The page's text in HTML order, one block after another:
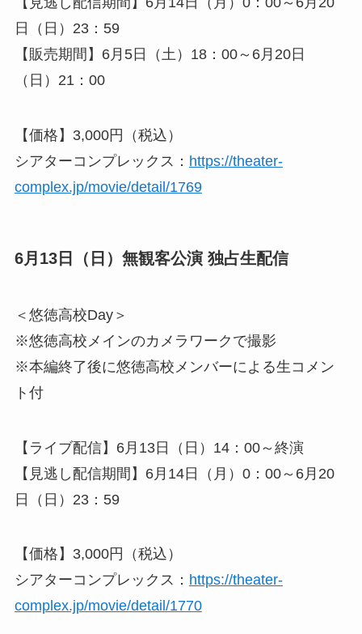
日（日）23：59
【販売期間】6月5日（土）18：00～6月20日
（日）21：00
【価格】3,000円（税込）
シアターコンプレックス： https://theater-
complex.jp/movie/detail/1769
6月13日（日）無観客公演 独占生配信
＜悠徳高校Day＞
※悠徳高校メインのカメラワークで撮影
※本編終了後に悠徳高校メンバーによる生コメン
ト付
【ライブ配信】6月13日（日）14：00～終演
【見逃し配信期間】6月14日（月）0：00～6月20
日（日）23：59
【価格】3,000円（税込）
シアターコンプレックス： https://theater-
complex.jp/movie/detail/1770